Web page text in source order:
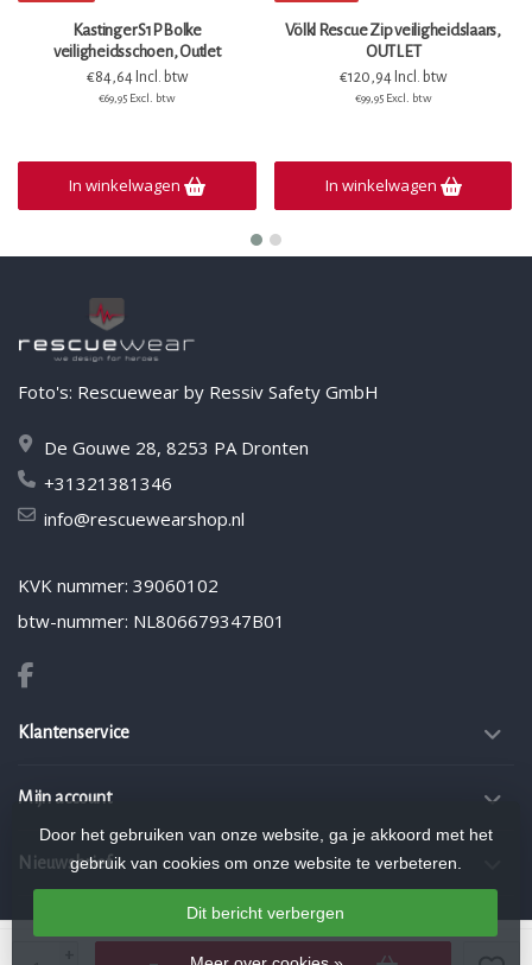
Kastinger S1P Bolke
veiligheidsschoen, Outlet
€84,64 Incl. btw
€69,95 Excl. btw
In winkelwagen
Völkl Rescue Zip veiligheidslaars,
OUTLET
€120,94 Incl. btw
€99,95 Excl. btw
In winkelwagen
Foto's: Rescuewear by Ressiv Safety GmbH
De Gouwe 28, 8253 PA Dronten
+31321381346
info@rescuewearshop.nl
KVK nummer: 39060102
btw-nummer: NL806679347B01
Klantenservice
Mijn account
Nieuwsbrief
Door het gebruiken van onze website, ga je akkoord met het
gebruik van cookies om onze website te verbeteren.
Dit bericht verbergen